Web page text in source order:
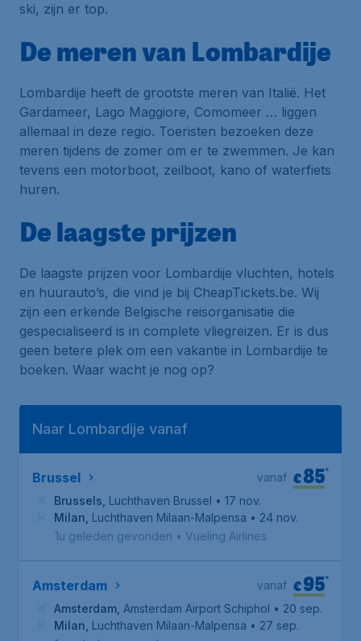
ski, zijn er top.
De meren van Lombardije
Lombardije heeft de grootste meren van Italië. Het
Gardameer, Lago Maggiore, Comomeer … liggen
allemaal in deze regio. Toeristen bezoeken deze
meren tijdens de zomer om er te zwemmen. Je kan
tevens een motorboot, zeilboot, kano of waterfiets
huren.
De laagste prijzen
De laagste prijzen voor Lombardije vluchten, hotels
en huurauto’s, die vind je bij CheapTickets.be. Wij
zijn een erkende Belgische reisorganisatie die
gespecialiseerd is in complete vliegreizen. Er is dus
geen betere plek om een vakantie in Lombardije te
boeken. Waar wacht je nog op?
Naar Lombardije vanaf
Brussel €85*
vanaf
Brussels Luchthaven Brussel • 17 nov.
Milan Luchthaven Milaan-Malpensa • 24 nov.
1u geleden gevonden • Vueling Airlines
Amsterdam €95*
vanaf
Amsterdam Amsterdam Airport Schiphol • 20 sep.
Milan Luchthaven Milaan-Malpensa • 27 sep.